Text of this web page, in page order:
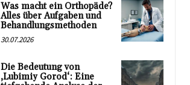
Was macht ein Orthopäde?
Alles über Aufgaben und
Behandlungsmethoden
30.07.2026
Die Bedeutung von
‚Lubimiy Gorod‘: Eine